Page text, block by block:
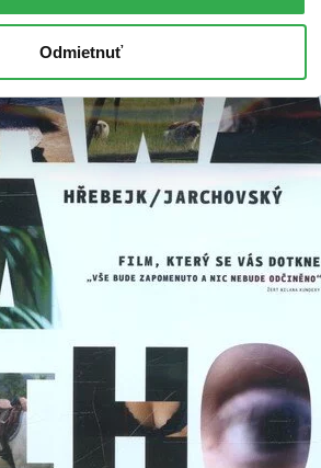
Odmietnuť